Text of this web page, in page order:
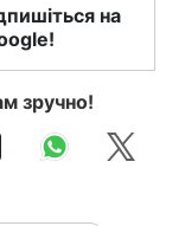
на
зручно!